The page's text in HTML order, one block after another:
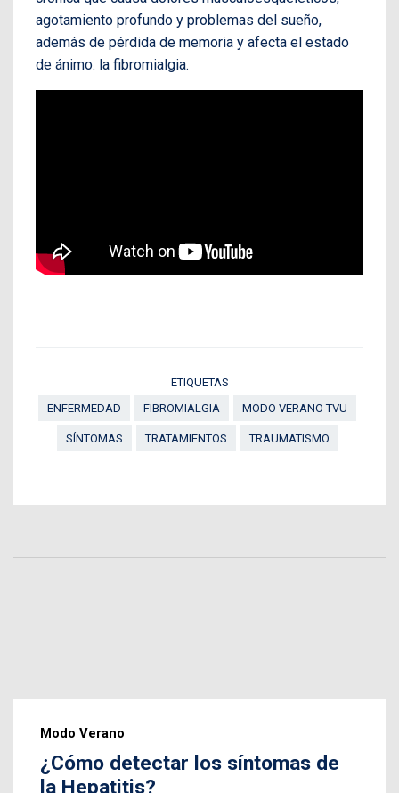
agotamiento profundo y problemas del sueño,
además de pérdida de memoria y afecta el estado
de ánimo: la fibromialgia.
ETIQUETAS
ENFERMEDAD
FIBROMIALGIA MODO VERANO TVU
SÍNTOMAS TRATAMIENTOS TRAUMATISMO
Modo Verano
¿Cómo detectar los síntomas de
la Hepatitis?